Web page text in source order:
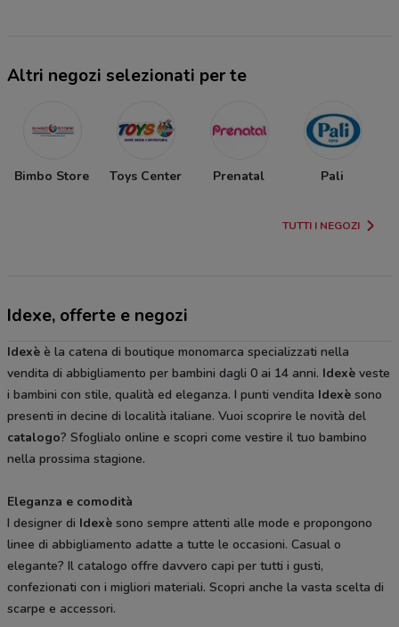
Altri negozi selezionati per te
Bimbo Store Toys Center Prenatal Pali
TUTTI I NEGOZI
Idexe, offerte e negozi
Idexè è la catena di boutique monomarca specializzati nella
vendita di abbigliamento per bambini dagli 0 ai 14 anni. Idexè veste
i bambini con stile, qualità ed eleganza. I punti vendita Idexè sono
presenti in decine di località italiane. Vuoi scoprire le novità del
catalogo? Sfoglialo online e scopri come vestire il tuo bambino
nella prossima stagione.
Eleganza e comodità
I designer di Idexè sono sempre attenti alle mode e propongono
linee di abbigliamento adatte a tutte le occasioni. Casual o
elegante? Il catalogo offre davvero capi per tutti i gusti,
confezionati con i migliori materiali. Scopri anche la vasta scelta di
scarpe e accessori.